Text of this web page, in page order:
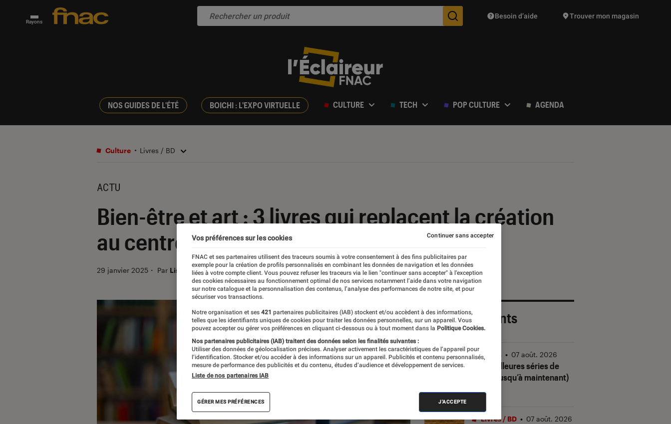
Rayons Des suggestions de produits vont vous être proposées
Besoin d’aide Trouver mon magasin
NOS GUIDES DE L'ÉTÉ BOICHI : L'EXPO VIRTUELLE CULTURE TECH POP CULTURE AGENDA
Culture Livres / BD
ACTU
Bien-être et art : 3 livres qui replacent la création
au centre de nos vies
29 janvier 2025 ・ Par Lisa Muratore
Les plus récents
Les meilleures séries de
2026 (jusqu’à maintenant)
Séries • 07 août. 2026
Livres / BD • 07 août. 2026
Vos préférences sur les cookies
FNAC et ses partenaires utilisent des traceurs soumis à votre consentement à des fins publicitaires par
exemple pour la création de profils personnalisés en combinant les données de navigation et les données
liées à votre compte client. Vous pouvez refuser les traceurs via le lien "continuer sans accepter" à l’exception
des cookies nécessaires au fonctionnement optimal de nos services notamment l’aide dans votre navigation
sur notre catalogue et la personnalisation des contenus, l’analyse des performances de notre site, et pour
sécuriser vos transactions.
Notre organisation et ses 421 partenaires publicitaires (IAB) stockent et/ou accèdent à des informations,
telles que les identifiants uniques de cookies pour traiter les données personnelles, sur un appareil. Vous
pouvez accepter ou gérer vos préférences en cliquant ci-dessous ou à tout moment dans la Politique Cookies.
Nos partenaires publicitaires (IAB) traitent des données selon les finalités suivantes :
Utiliser des données de géolocalisation précises. Analyser activement les caractéristiques de l’appareil pour
l’identification. Stocker et/ou accéder à des informations sur un appareil. Publicités et contenu personnalisés,
mesure de performance des publicités et du contenu, études d’audience et développement de services.
Liste de nos partenaires IAB
GÉRER MES PRÉFÉRENCES J'ACCEPTE
Continuer sans accepter